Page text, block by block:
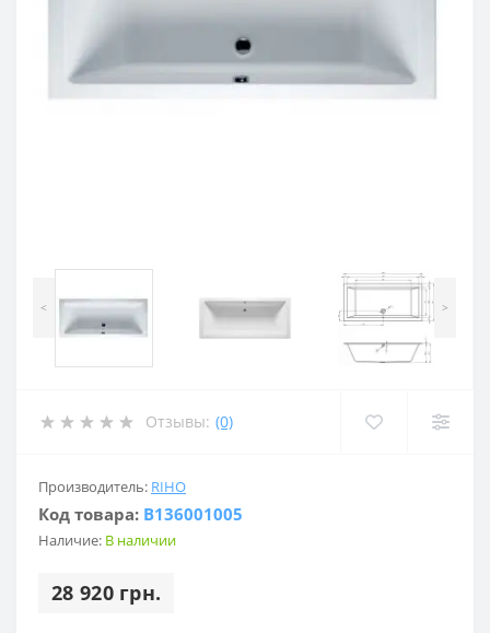
< >
Отзывы: (0)
Производитель: RIHO
Код товара: B136001005
Наличие: В наличии
28 920 грн.